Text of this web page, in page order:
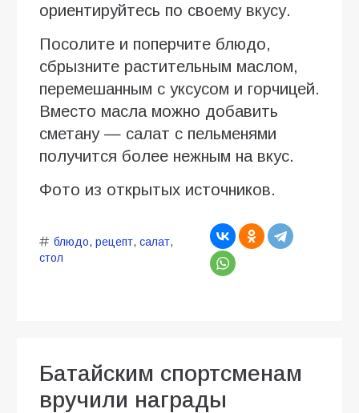
ориентируйтесь по своему вкусу.
Посолите и поперчите блюдо,
сбрызните растительным маслом,
перемешанным с уксусом и горчицей.
Вместо масла можно добавить
сметану — салат с пельменями
получится более нежным на вкус.
Фото из открытых источников.
блюдо, рецепт, салат,
стол
Батайским спортсменам
вручили награды